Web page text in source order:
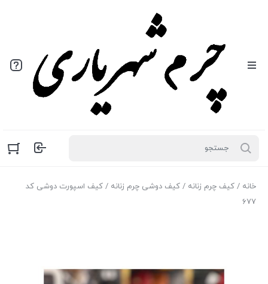
خانه / کیف چرم زنانه / کیف دوشی چرم زنانه / کیف اسپورت دوشی کد
۶۷۷